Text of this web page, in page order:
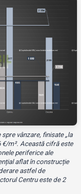
vânzare, finisate „la
€/m². Această cifră este
periferice ale
aflat în construcție
astfel de
Centru este de 2